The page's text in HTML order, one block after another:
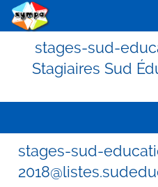
stages-sud-
Stagiaires Sud
stages-sud-